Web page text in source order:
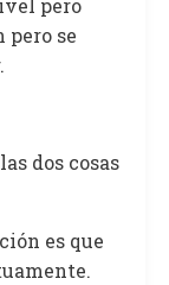
pero
pero se
dos cosas
es que